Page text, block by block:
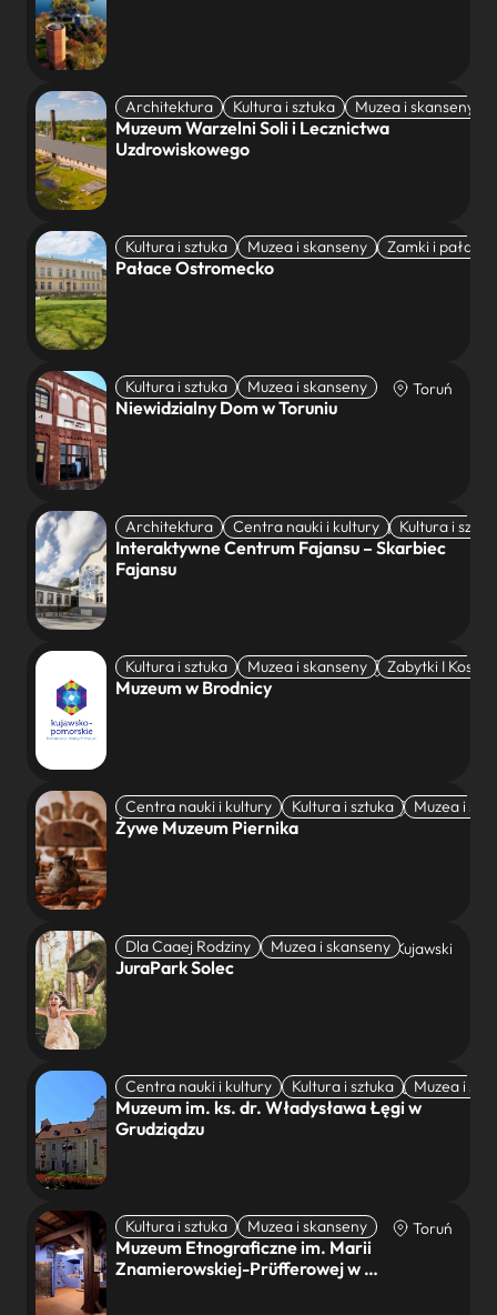
Architektura Kultura i sztuka Muzea i skanseny
Ciechocinek
Muzeum Warzelni Soli i Lecznictwa
Uzdrowiskowego
Kultura i sztuka Muzea i skanseny Zamki i pałace
Ostromecko
Pałace Ostromecko
Kultura i sztuka Muzea i skanseny Toruń
Niewidzialny Dom w Toruniu
Architektura Centra nauki i kultury Kultura i
Włocławek
Interaktywne Centrum Fajansu – Skarbiec
Fajansu
Kultura i sztuka Muzea i skanseny Zabytki I
Brodnica
Muzeum w Brodnicy
Centra nauki i kultury Kultura i sztuka Muzea i
Toruń
Żywe Muzeum Piernika
Dla Caaej Rodziny Muzea i skansenySolec Kujawski
JuraPark Solec
Centra nauki i kultury Kultura i sztuka Muzea i
Grudziądz
Muzeum im. ks. dr. Władysława Łęgi w
Grudziądzu
Kultura i sztuka Muzea i skanseny Toruń
Muzeum Etnograficzne im. Marii
Znamierowskiej-Prüfferowej w …